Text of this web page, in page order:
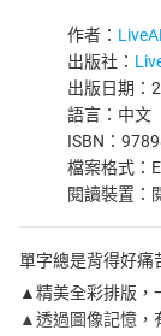
作者：
出版社：
出版日期：
語言：中文
ISBN：
檔案格式：
閱讀裝置：
單字總是背得好痛
▲精美全彩排版，
▲透過圖像記憶，